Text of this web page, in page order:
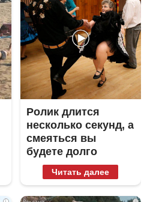
Ролик длится
несколько секунд, а
смеяться вы
будете долго
Читать далее